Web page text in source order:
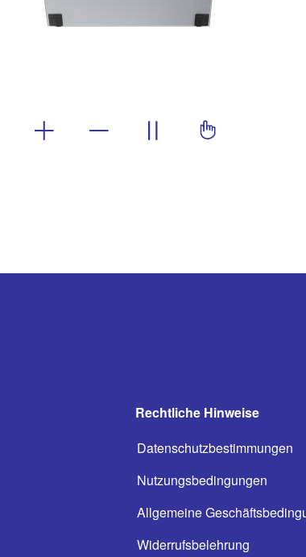
Rechtliche Hinweise
Datenschutzbestimmungen
Nutzungsbedingungen
Allgemeine
Widerrufsbelehrung